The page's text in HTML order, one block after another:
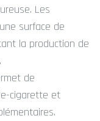
Les
surface de
la production de
de
cigarette et